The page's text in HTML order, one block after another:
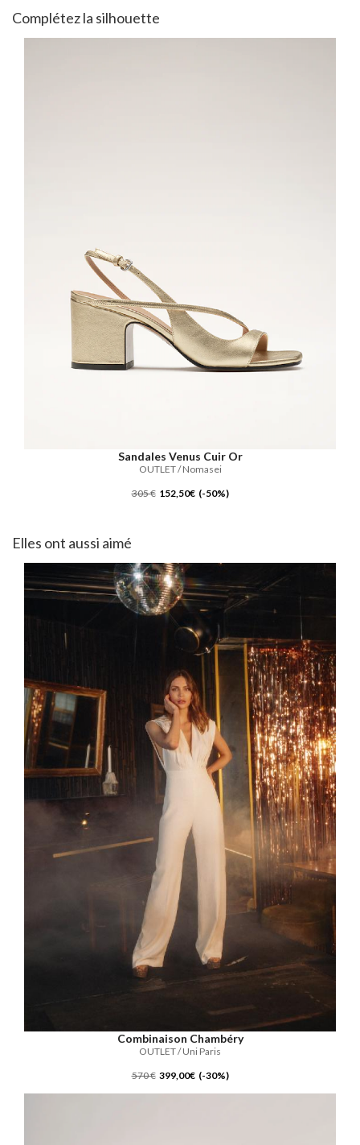
Complétez la silhouette
Sandales Venus Cuir Or
OUTLET / Nomasei
305 € 152,50€ (-50%)
Elles ont aussi aimé
Combinaison Chambéry
OUTLET / Uni Paris
570 € 399,00€ (-30%)